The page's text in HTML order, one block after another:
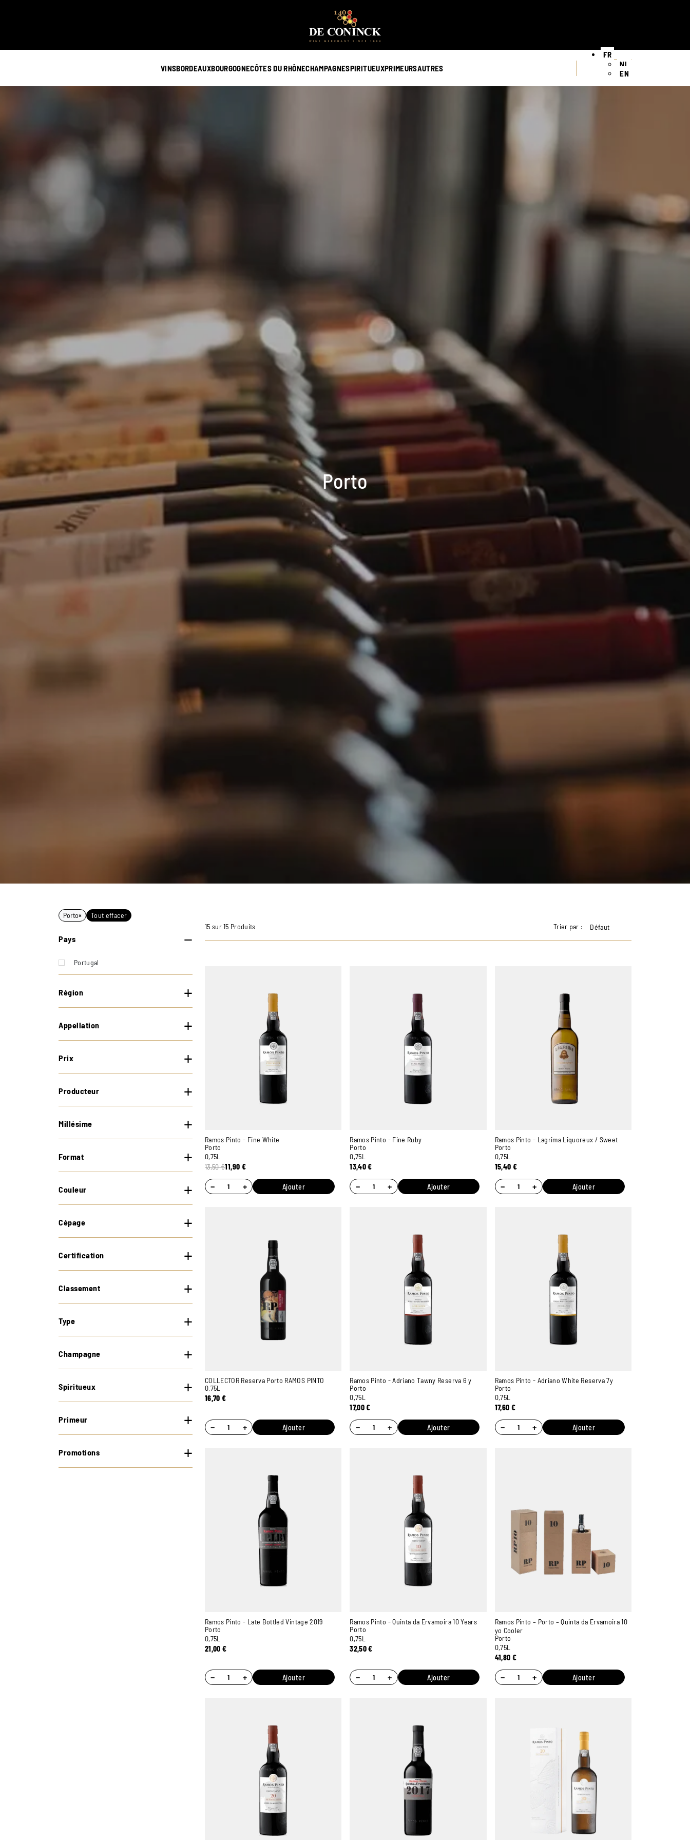
VINSBORDEAUXBOURGOGNECÔTES DU RHÔNECHAMPAGNESPIRITUEUXPRIMEURSAUTRES
FR
NL
EN
Porto
Porto× Tout effacer
Pays
Portugal
Région
Appellation
Prix
Producteur
Millésime
Format
Couleur
Cépage
Certification
Classement
Type
Champagne
Spiritueux
Primeur
Promotions
15 sur 15 Produits Trier par : Défaut
Ramos Pinto - Fine White
Porto
0,75L
13,50€11,90 €
− + Ajouter
Ramos Pinto - Fine Ruby
Porto
0,75L
13,40€
− + Ajouter
Ramos Pinto - Lagrima Liquoreux / Sweet
Porto
0,75L
15,40 €
− + Ajouter
COLLECTOR Reserva Porto RAMOS PINTO
0,75L
16,70€
− + Ajouter
Ramos Pinto - Adriano Tawny Reserva 6 y
Porto
0,75L
17,00€
− + Ajouter
Ramos Pinto - Adriano White Reserva 7y
Porto
0,75L
17,60 €
− + Ajouter
Ramos Pinto - Late Bottled Vintage 2019
Porto
0,75L
21,00€
− + Ajouter
Ramos Pinto - Quinta da Ervamoira 10 Years
Porto
0,75L
32,50€
− + Ajouter
Ramos Pinto – Porto – Quinta da Ervamoira 10
yo Cooler
Porto
0,75L
41,80 €
− + Ajouter